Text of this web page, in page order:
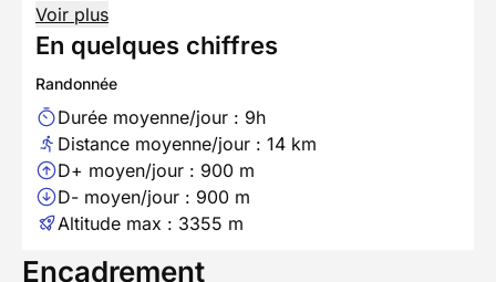
Voir plus
En quelques chiffres
Randonnée
Durée moyenne/jour : 9h
Distance moyenne/jour : 14 km
D+ moyen/jour : 900 m
D- moyen/jour : 900 m
Altitude max : 3355 m
Encadrement